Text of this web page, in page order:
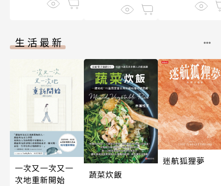
生活最新
一次又一次又一
次地重新開始
蔬菜炊飯
迷航狐狸夢